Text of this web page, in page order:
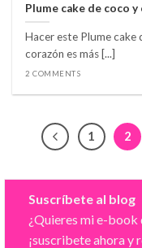
Plume cake de coco
Hacer este Plume
corazón es más [...]
2 COMMENTS
1 2
Suscríbete al blog
¿Quieres mi e-
¡suscribete ahora y